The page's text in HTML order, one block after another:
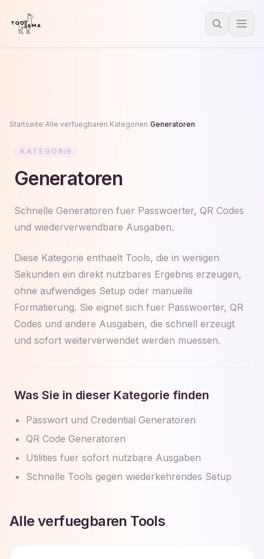
Startseite Alle verfuegbaren Kategorien/Generatoren
KATEGORIE
Generatoren
Schnelle Generatoren fuer Passwoerter, QR Codes
und wiederverwendbare Ausgaben.
Diese Kategorie enthaelt Tools, die in wenigen
Sekunden ein direkt nutzbares Ergebnis erzeugen,
ohne aufwendiges Setup oder manuelle
Formatierung. Sie eignet sich fuer Passwoerter, QR
Codes und andere Ausgaben, die schnell erzeugt
und sofort weiterverwendet werden muessen.
Was Sie in dieser Kategorie finden
Passwort und Credential Generatoren
QR Code Generatoren
Utilities fuer sofort nutzbare Ausgaben
Schnelle Tools gegen wiederkehrendes Setup
Alle verfuegbaren Tools